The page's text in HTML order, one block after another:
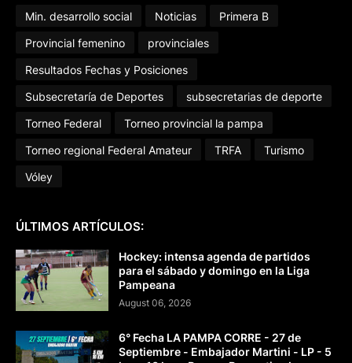
Min. desarrollo social
Noticias
Primera B
Provincial femenino
provinciales
Resultados Fechas y Posiciones
Subsecretaría de Deportes
subsecretarias de deporte
Torneo Federal
Torneo provincial la pampa
Torneo regional Federal Amateur
TRFA
Turismo
Vóley
ÚLTIMOS ARTÍCULOS:
Hockey: intensa agenda de partidos
para el sábado y domingo en la Liga
Pampeana
August 06, 2026
6° Fecha LA PAMPA CORRE - 27 de
Septiembre - Embajador Martini - LP - 5